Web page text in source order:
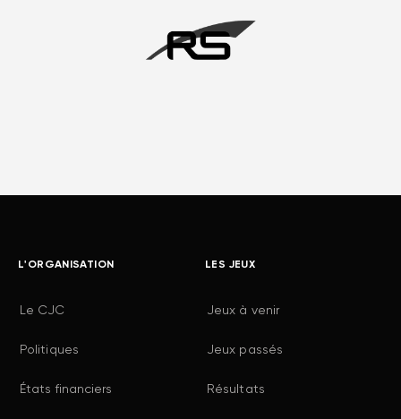
L'ORGANISATION
Le CJC
Politiques
États financiers
LES JEUX
Jeux à venir
Jeux passés
Résultats